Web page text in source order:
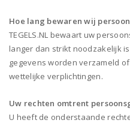
Hoe lang bewaren wij
TEGELS.NL bewaart uw
langer dan strikt noodzakelijk
gegevens worden verzameld
wettelijke verplichtingen.
Uw rechten omtrent
U heeft de onderstaande